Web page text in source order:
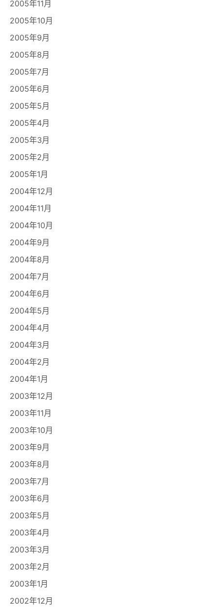
2005年11月
2005年10月
2005年9月
2005年8月
2005年7月
2005年6月
2005年5月
2005年4月
2005年3月
2005年2月
2005年1月
2004年12月
2004年11月
2004年10月
2004年9月
2004年8月
2004年7月
2004年6月
2004年5月
2004年4月
2004年3月
2004年2月
2004年1月
2003年12月
2003年11月
2003年10月
2003年9月
2003年8月
2003年7月
2003年6月
2003年5月
2003年4月
2003年3月
2003年2月
2003年1月
2002年12月